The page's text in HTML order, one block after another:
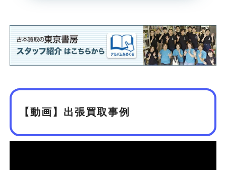
【動画】出張買取事例